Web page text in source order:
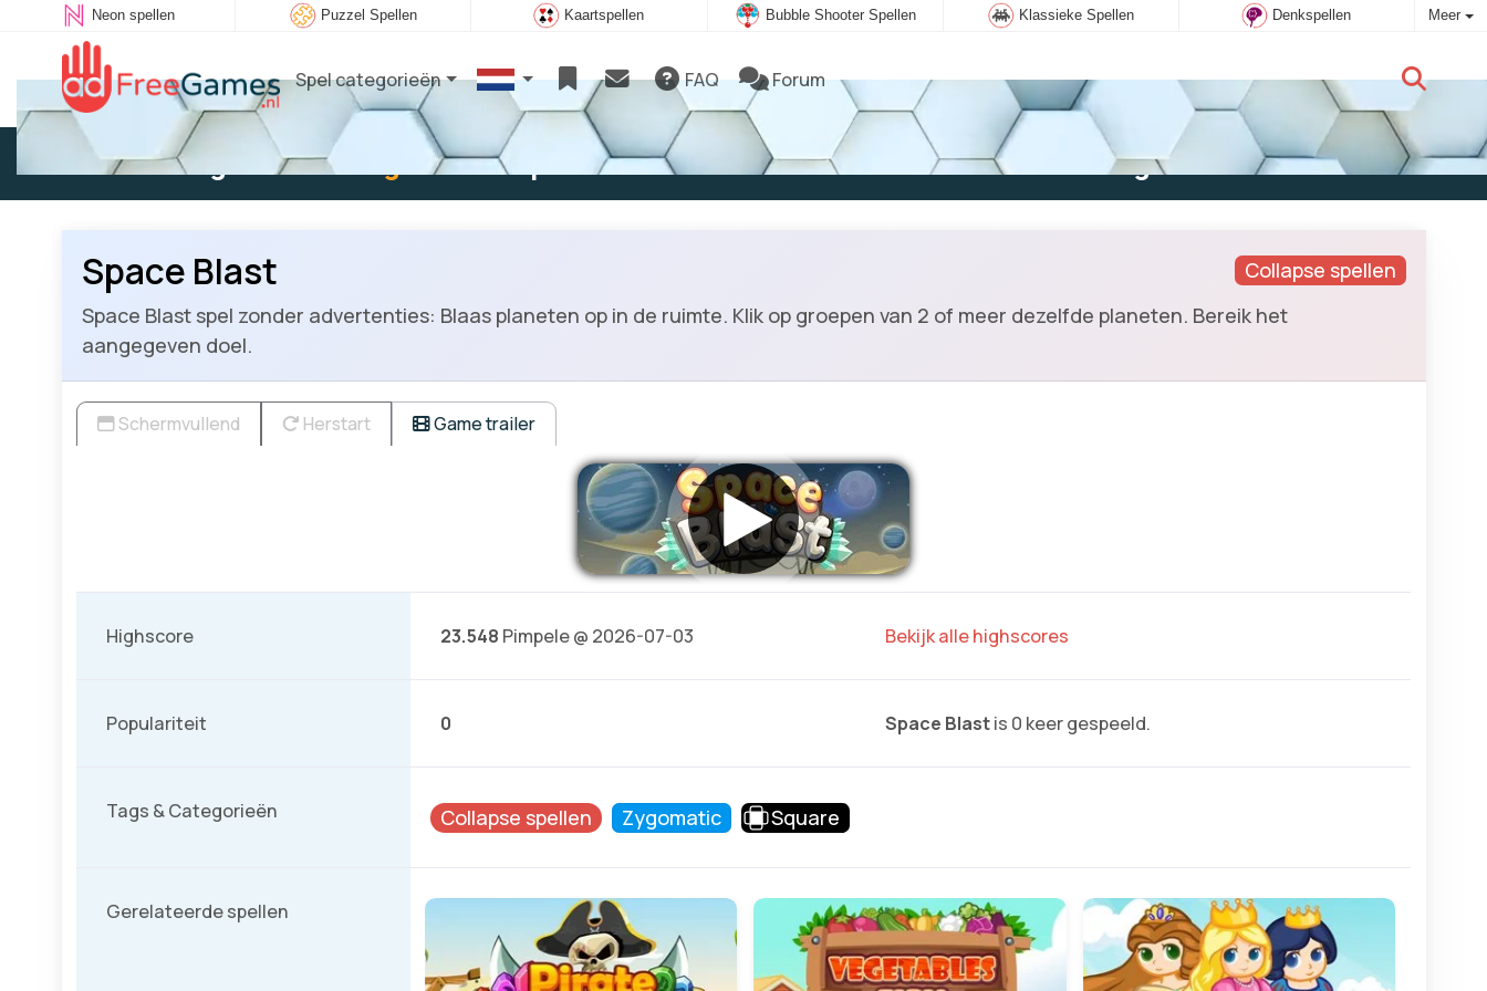
Neon spellen Puzzel Spellen Kaartspellen Bubble Shooter Spellen Klassieke Spellen Denkspellen Meer
Spel categorieën FAQ Forum
Bestaande gebruiker: Log inom te spelen Nieuwe gebruiker:Aanmelden
Collapse spellen
Space Blast
Space Blast spel zonder advertenties: Blaas planeten op in de ruimte. Klik op groepen van 2 of meer dezelfde planeten. Bereik het
aangegeven doel.
Schermvullend Herstart Game trailer
Highscore 23.548 Pimpele @ 2026-07-03 Bekijk alle highscores
Populariteit 0 Space Blastis 0 keer gespeeld.
Tags & Categorieën Collapse spellen Zygomatic Square
Gerelateerde spellen